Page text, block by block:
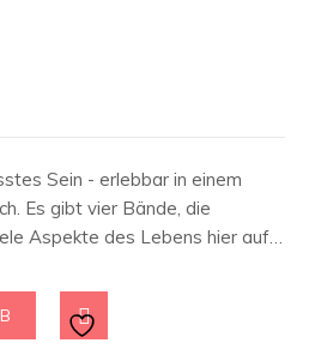
Sein - erlebbar in einem
Es gibt vier Bände, die
Aspekte des Lebens hier auf…